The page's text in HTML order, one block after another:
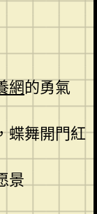
網的勇氣
蝶舞開門紅
景